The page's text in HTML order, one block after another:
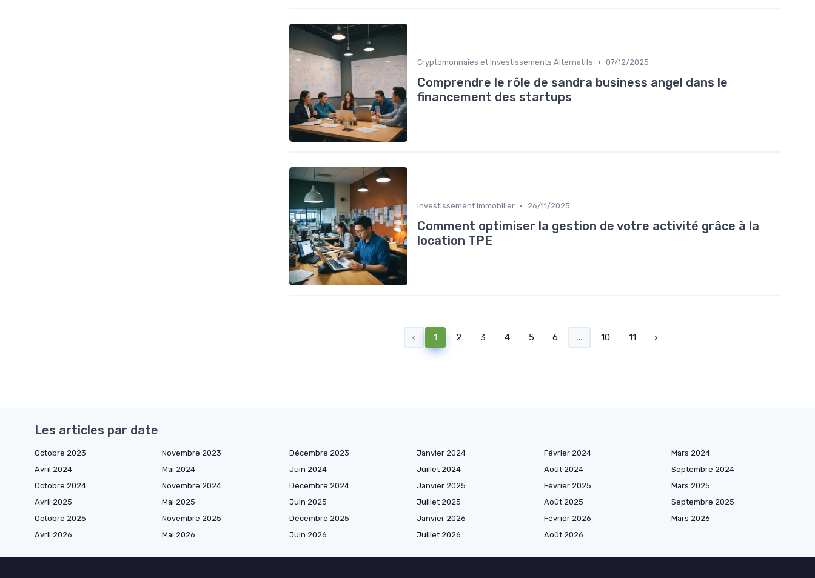
Cryptomonnaies et Investissements Alternatifs • 07/12/2025
Comprendre le rôle de sandra business angel dans le
financement des startups
Investissement Immobilier • 26/11/2025
Comment optimiser la gestion de votre activité grâce à la
location TPE
‹ 1 2 3 4 5 6 ... 10 11 ›
Les articles par date
Octobre 2023 Novembre 2023 Décembre 2023 Janvier 2024 Février 2024
Mars 2024
Avril 2024
Mai 2024 Juin 2024 Juillet 2024 Août 2024
Septembre 2024
Octobre 2024
Novembre 2024 Décembre 2024 Janvier 2025 Février 2025
Mars 2025
Avril 2025
Mai 2025 Juin 2025 Juillet 2025 Août 2025
Septembre 2025
Octobre 2025
Novembre 2025 Décembre 2025 Janvier 2026 Février 2026
Mars 2026
Avril 2026
Mai 2026 Juin 2026 Juillet 2026 Août 2026